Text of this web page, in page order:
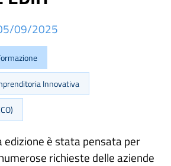
09/2025
Innovativa
edizione è stata pensata per
richieste delle aziende